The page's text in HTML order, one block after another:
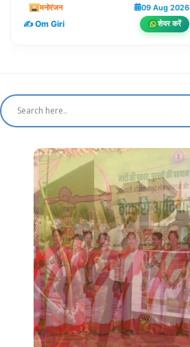
मनोरंजन 09 Aug 2026
✍️ Om Giri शेयर करें